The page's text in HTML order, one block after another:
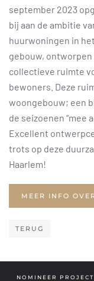
september 2023
bij aan de ambitie
huurwoningen in
gebouw,
collectieve ruimte
bewoners. Deze
woongebouw; een
de seizoenen “mee
Excellent
trots op deze
Haarlem!
MEER INFO
TERUG
NOMINEER PROJECT